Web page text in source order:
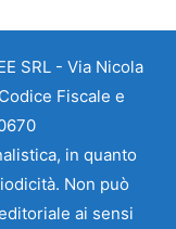
SRL - Via Nicola
Fiscale e
in quanto
Non può
ai sensi